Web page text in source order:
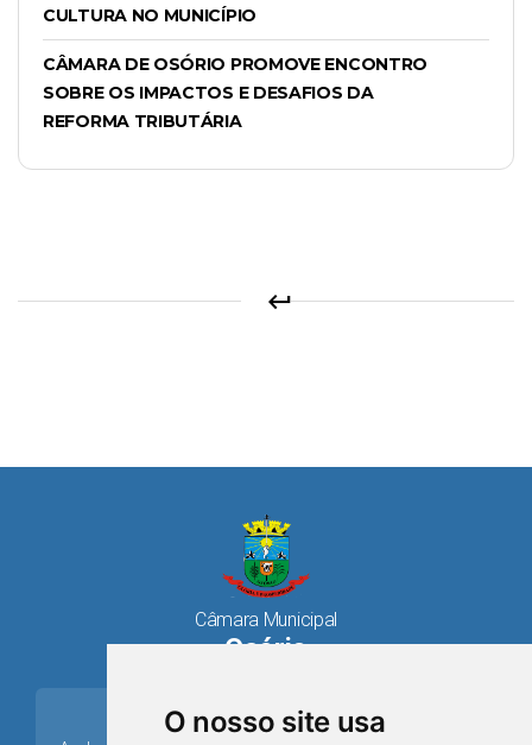
O nosso site usa
CULTURA NO MUNICÍPIO
CÂMARA DE OSÓRIO PROMOVE ENCONTRO
SOBRE OS IMPACTOS E DESAFIOS DA
REFORMA TRIBUTÁRIA
keyboard_return
Câmara Municipal
Osório
place